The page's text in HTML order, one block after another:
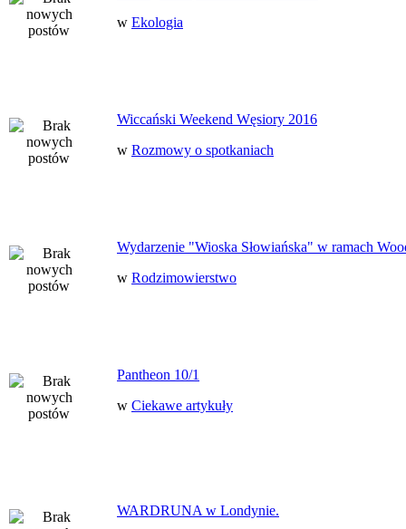
w Ekologia
Wiccański Weekend Węsiory 2016
w Rozmowy o spotkaniach
Wydarzenie "Wioska Słowiańska" w ramach
w Rodzimowierstwo
Pantheon 10/1
w Ciekawe artykuły
WARDRUNA w Londynie.